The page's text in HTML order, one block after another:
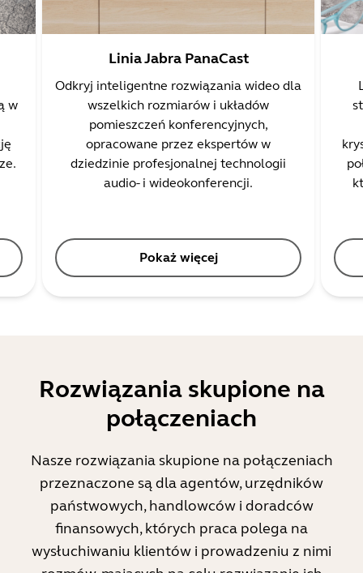
w
Linia Jabra PanaCast
Odkryj inteligentne rozwiązania wideo dla
wszelkich rozmiarów i układów
pomieszczeń konferencyjnych,
opracowane przez ekspertów w
dziedzinie profesjonalnej technologii
audio- i wideokonferencji.
Pokaż więcej
Rozwiązania skupione na
połączeniach
Nasze rozwiązania skupione na połączeniach
przeznaczone są dla agentów, urzędników
państwowych, handlowców i doradców
finansowych, których praca polega na
wysłuchiwaniu klientów i prowadzeniu z nimi